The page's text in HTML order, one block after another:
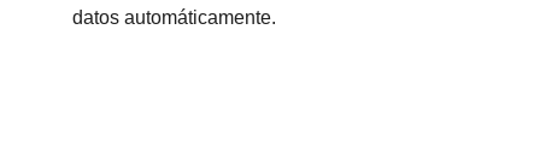
datos automáticamente.